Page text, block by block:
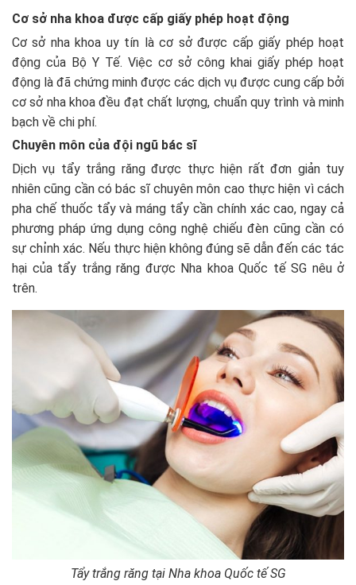
Cơ sở nha khoa được cấp giấy phép hoạt động
Cơ sở nha khoa uy tín là cơ sở được cấp giấy phép hoạt
động của Bộ Y Tế. Việc cơ sở công khai giấy phép hoạt
động là đã chứng minh được các dịch vụ được cung cấp bởi
cơ sở nha khoa đều đạt chất lượng, chuẩn quy trình và minh
bạch về chi phí.
Chuyên môn của đội ngũ bác sĩ
Dịch vụ tẩy trắng răng được thực hiện rất đơn giản tuy
nhiên cũng cần có bác sĩ chuyên môn cao thực hiện vì cách
pha chế thuốc tẩy và máng tẩy cần chính xác cao, ngay cả
phương pháp ứng dụng công nghệ chiếu đèn cũng cần có
sự chỉnh xác. Nếu thực hiện không đúng sẽ dẫn đến các tác
hại của tẩy trắng răng được Nha khoa Quốc tế SG nêu ở
trên.
Tẩy trắng răng tại Nha khoa Quốc tế SG